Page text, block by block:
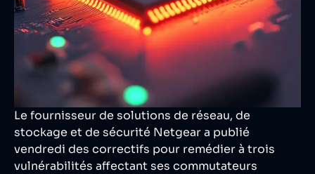
Le fournisseur de solutions de réseau, de
stockage et de sécurité Netgear a publié
vendredi des correctifs pour remédier à trois
vulnérabilités affectant ses commutateurs